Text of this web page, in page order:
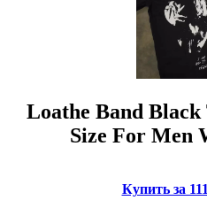
Loathe Band
Size For Men
Купить за